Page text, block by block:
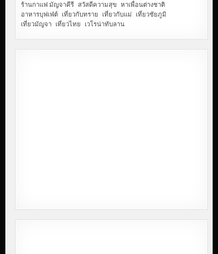
ร้านกาแฟ มัญจาคีรี สวัสดีความสุข
หาเพื่อนต่างชาติ
อาหารบุฟเฟ่ต์ เที่ยวกับทราย เที่ยวกับแม่
เที่ยวชัยภูมิ
เที่ยวมัญจา
เที่ยวไทย เวโรน่าทับลาน